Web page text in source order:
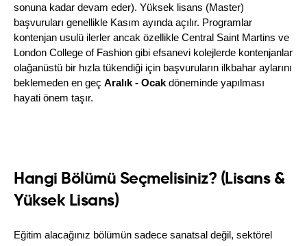
sonuna kadar devam eder). Yüksek lisans (Master)
başvuruları genellikle Kasım ayında açılır. Programlar
kontenjan usulü ilerler ancak özellikle Central Saint Martins ve
London College of Fashion gibi efsanevi kolejlerde kontenjanlar
olağanüstü bir hızla tükendiği için başvuruların ilkbahar aylarını
beklemeden en geç Aralık - Ocak döneminde yapılması
hayati önem taşır.
Hangi Bölümü Seçmelisiniz? (Lisans &
Yüksek Lisans)
Eğitim alacağınız bölümün sadece sanatsal değil, sektörel